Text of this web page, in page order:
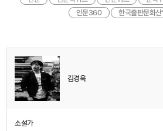
인문360
한국출판문화
김경욱
소설가